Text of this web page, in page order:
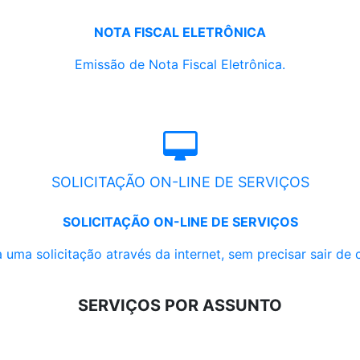
NOTA FISCAL ELETRÔNICA
Emissão de Nota Fiscal Eletrônica.
SOLICITAÇÃO ON-LINE DE SERVIÇOS
SOLICITAÇÃO ON-LINE DE SERVIÇOS
uma solicitação através da internet, sem precisar sair de
SERVIÇOS POR ASSUNTO